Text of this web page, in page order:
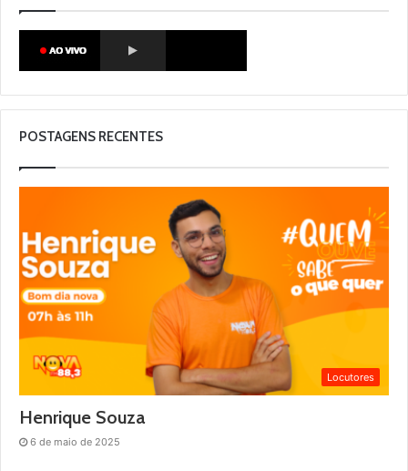
POSTAGENS RECENTES
Locutores
Henrique Souza
6 de maio de 2025